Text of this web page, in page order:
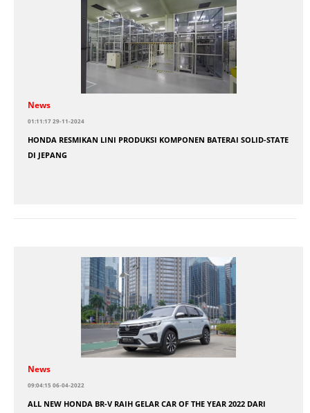
News
01:11:17 29-11-2024
HONDA RESMIKAN LINI PRODUKSI KOMPONEN BATERAI SOLID-STATE
DI JEPANG
News
09:04:15 06-04-2022
ALL NEW HONDA BR-V RAIH GELAR CAR OF THE YEAR 2022 DARI